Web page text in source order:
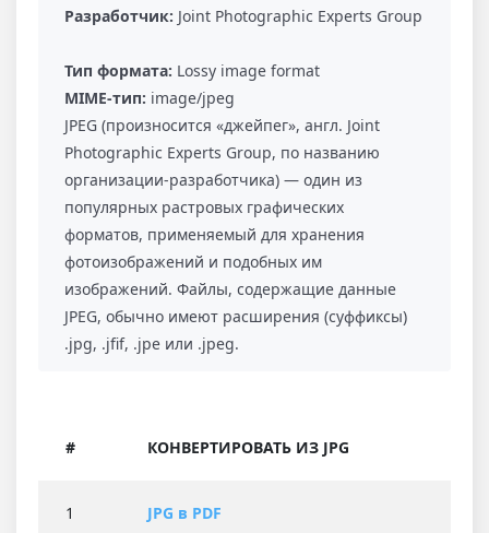
Разработчик: Joint Photographic Experts Group
Тип формата: Lossy image format
MIME-тип: image/jpeg
JPEG (произносится «джейпег», англ. Joint
Photographic Experts Group, по названию
организации-разработчика) — один из
популярных растровых графических
форматов, применяемый для хранения
фотоизображений и подобных им
изображений. Файлы, содержащие данные
JPEG, обычно имеют расширения (суффиксы)
.jpg, .jfif, .jpe или .jpeg.
# КОНВЕРТИРОВАТЬ ИЗ JPG
1 JPG в PDF